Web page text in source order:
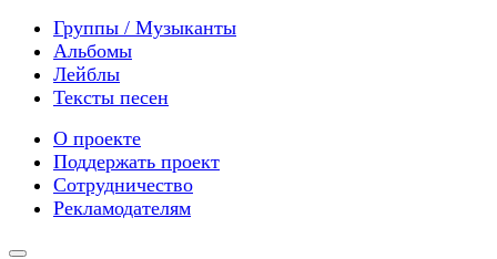
Группы / Музыканты
Альбомы
Лейблы
Тексты песен
О проекте
Поддержать проект
Сотрудничество
Рекламодателям